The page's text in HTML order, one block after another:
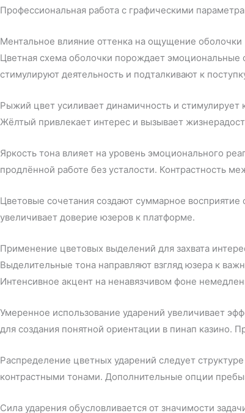
Профессиональная работа с графическими
Ментальное влияние оттенка на ощущение оболочки
Цветная схема оболочки порождает
стимулируют деятельность и подталкивают к
Рыжий цвет усиливает динамичность и
Жёлтый привлекает интерес и вызывает
Яркость тона влияет на уровень эмоционального
продлённой работе без усталости. Контрастность
Цветовые сочетания создают суммарное
увеличивает доверие юзеров к платформе.
Применение цветовых выделений для захвата
Выделительные тона направляют взгляд юзера к
Интенсивное акцент на ненавязчивом фоне
Умеренное использование ударений увеличивает
для создания понятной ориентации в пинап казино.
Распределение цветных ударений следует
контрастными тонами. Дополнительные опции
Сила ударения обусловливается от значимости